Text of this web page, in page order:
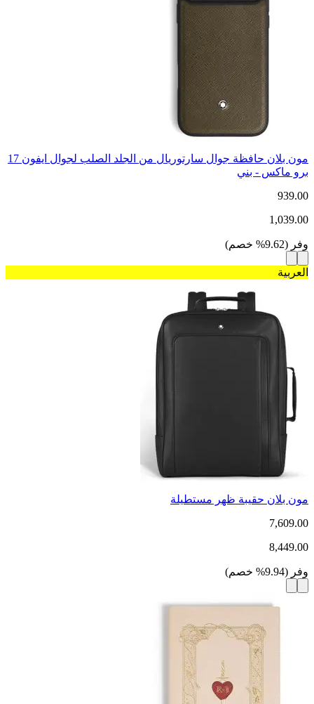
مون بلان حافظة جوال سارتوريال من الجلد الصلب لجوال ايفون 17
برو ماكس - بني
939.00
1,039.00
وفر (
9.62
% خصم)
العربية
مون بلان حقيبة ظهر مستطيلة
7,609.00
8,449.00
وفر (
9.94
% خصم)